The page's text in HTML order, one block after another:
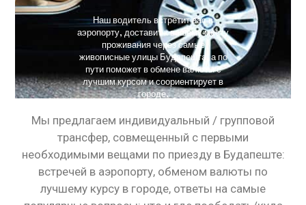
Наш водитель встретит вас в
аэропорту, доставит к вашему месту
проживания через самые
живописные улицы Будапешта, а по
пути поможет в обмене валюты с
лучшим курсом и соориентирует в
городе.
Мы предлагаем индивидуальный / групповой
трансфер, совмещенный с первыми
необходимыми вещами по приезду в Будапеште:
встречей в аэропорту, обменом валюты по
лучшему курсу в городе, ответы на самые